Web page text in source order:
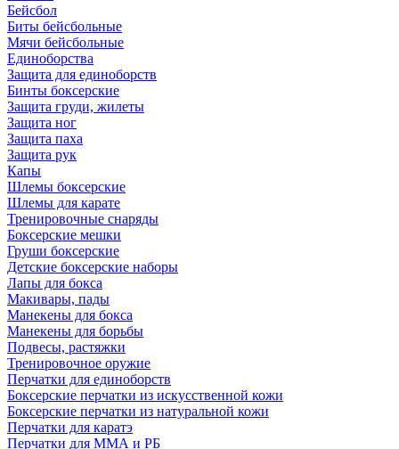
Бейсбол
Биты бейсбольные
Мячи бейсбольные
Единоборства
Защита для единоборств
Бинты боксерские
Защита груди, жилеты
Защита ног
Защита паха
Защита рук
Капы
Шлемы боксерские
Шлемы для карате
Тренировочные снаряды
Боксерские мешки
Груши боксерские
Детские боксерские наборы
Лапы для бокса
Макивары, пады
Манекены для бокса
Манекены для борьбы
Подвесы, растяжки
Тренировочное оружие
Перчатки для единоборств
Боксерские перчатки из искусственной кожи
Боксерские перчатки из натуральной кожи
Перчатки для каратэ
Перчатки для ММА и РБ